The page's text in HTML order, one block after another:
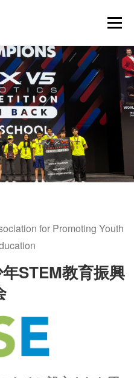
メニ
GOAL
VOLUNTEER
CONTACT
for Promoting Youth
STEM教育振興